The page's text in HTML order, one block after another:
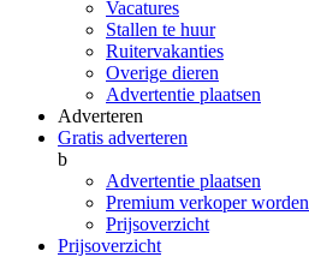
Vacatures
Stallen te huur
Ruitervakanties
Overige dieren
Advertentie plaatsen
Adverteren
Gratis adverteren
b
Advertentie plaatsen
Premium verkoper worden
Prijsoverzicht
Prijsoverzicht